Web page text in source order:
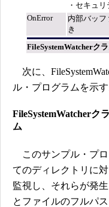
・セキュ
OnError
内部バッフ
き
FileSystemWatcherク
次に、
ル・プログラムを示す
FileSystemWatcherク
ム
このサンプル・プ
てのディレクトリに
監視し、それらが発
とファイルのフルパス